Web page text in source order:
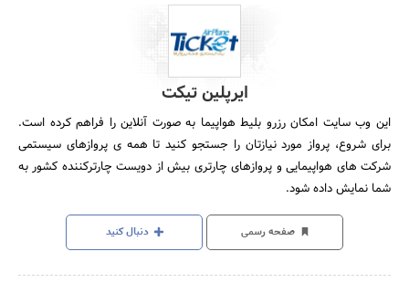
ایرپلین تیکت
این وب سایت امکان رزرو بلیط هواپیما به صورت آنلاین را فراهم کرده است.
برای شروع، پرواز مورد نیازتان را جستجو کنید تا همه ی پروازهای سیستمی
شرکت های هواپیمایی و پروازهای چارتری بیش از دویست چارترکننده کشور به
شما نمایش داده شود.
صفحه رسمی دنبال کنید